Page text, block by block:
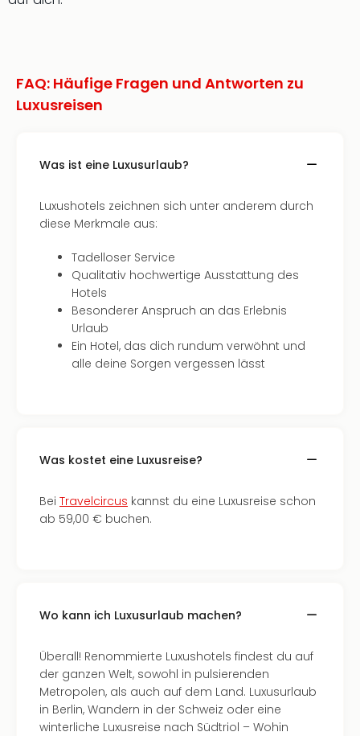
FAQ: Häufige Fragen und Antworten zu
Luxusreisen
Was ist eine Luxusurlaub?
Luxushotels zeichnen sich unter anderem durch
diese Merkmale aus:
Tadelloser Service
Qualitativ hochwertige Ausstattung des
Hotels
Besonderer Anspruch an das Erlebnis
Urlaub
Ein Hotel, das dich rundum verwöhnt und
alle deine Sorgen vergessen lässt
Was kostet eine Luxusreise?
Bei Travelcircus kannst du eine Luxusreise schon
ab 59,00 € buchen.
Wo kann ich Luxusurlaub machen?
Überall! Renommierte Luxushotels findest du auf
der ganzen Welt, sowohl in pulsierenden
Metropolen, als auch auf dem Land. Luxusurlaub
in Berlin, Wandern in der Schweiz oder eine
winterliche Luxusreise nach Südtriol – Wohin